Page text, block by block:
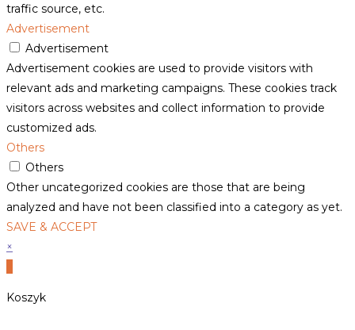
traffic source, etc.
Advertisement
Advertisement
Advertisement cookies are used to provide visitors with
relevant ads and marketing campaigns. These cookies track
visitors across websites and collect information to provide
customized ads.
Others
Others
Other uncategorized cookies are those that are being
analyzed and have not been classified into a category as yet.
SAVE & ACCEPT
×
Koszyk